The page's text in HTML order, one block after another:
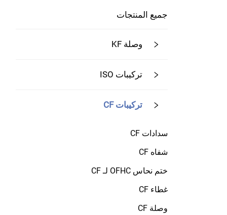
جميع المنتجات
وصلة KF
تركيبات ISO
تركيبات CF
سدادات CF
شفاه CF
ختم نحاس OFHC لـ CF
غطاء CF
وصلة CF